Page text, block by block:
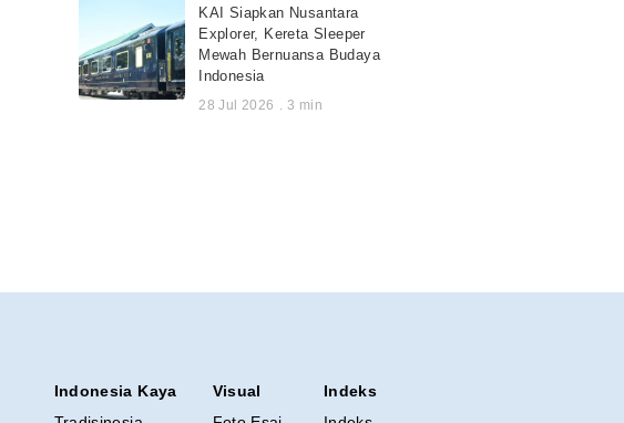
KAI Siapkan Nusantara
Explorer, Kereta Sleeper
Mewah Bernuansa Budaya
Indonesia
28 Jul 2026 . 3 min
Indonesia Kaya
Visual
Indeks